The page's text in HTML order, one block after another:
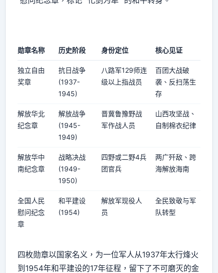
勋章名称 历史阶段 身份定位 核心见证
独立自由
奖章
抗日战争
(1937-
1945)
八路军129师连
级以上指战员
百团大战破
袭、反扫荡生
存
解放华北
纪念章
解放战争
(1945-
1949)
晋冀鲁豫野战
军作战人员
山西攻坚战、
自制棉衣纪律
解放华中
南纪念章
战略决战
(1949-
1950)
四野或二野4兵
团官兵
两广歼敌、跨
海解放海南
全国人民
慰问纪念
章
和平建设
(1954)
解放军现役人
员
全民致敬与军
队转型
四枚勋章以国家名义，为一位军人从1937年太行烽火
到1954年和平建设的17年征程，留下了不可磨灭的金